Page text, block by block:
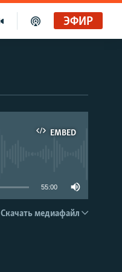
ЭФИР
EMBED
EMBED
55:00
Скачать медиафайл